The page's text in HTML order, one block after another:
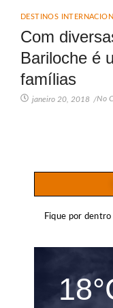
DESTINOS
Com
Bariloche é
famílias
janeiro 20, 2018 /No
Fique por